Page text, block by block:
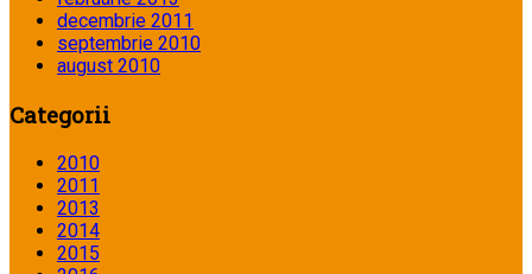
decembrie 2011
septembrie 2010
august 2010
Categorii
2010
2011
2013
2014
2015